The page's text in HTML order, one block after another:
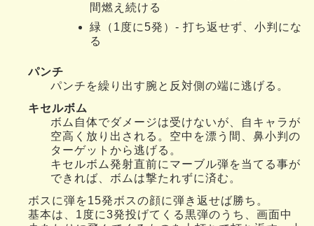
間燃え続ける
緑（1度に5発）- 打ち返せず、小判にな
る
パンチ
パンチを繰り出す腕と反対側の端に逃げる。
キセルボム
ボム自体でダメージは受けないが、自キャラが
空高く放り出される。空中を漂う間、鼻小判の
ターゲットから逃げる。
キセルボム発射直前にマーブル弾を当てる事が
できれば、ボムは撃たれずに済む。
ボスに弾を15発ボスの顔に弾き返せば勝ち。
基本は、1度に3発投げてくる黒弾のうち、画面中